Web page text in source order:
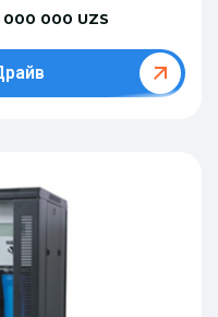
000 000 UZS